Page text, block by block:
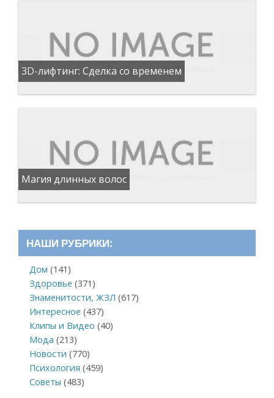
3D-лифтинг: Сделка со временем
Магия длинных волос
НАШИ РУБРИКИ:
Дом (141)
Здоровье (371)
Знаменитости, ЖЗЛ (617)
Интересное (437)
Клипы и Видео (40)
Мода (213)
Новости (770)
Психология (459)
Советы (483)